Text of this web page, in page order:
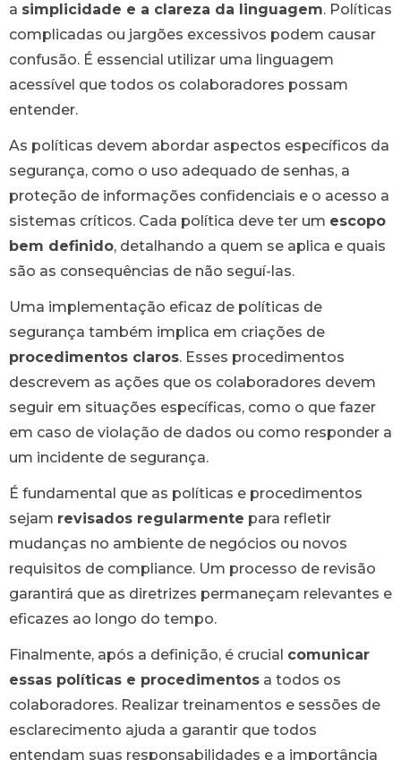
a simplicidade e a clareza da linguagem. Políticas
complicadas ou jargões excessivos podem causar
confusão. É essencial utilizar uma linguagem
acessível que todos os colaboradores possam
entender.
As políticas devem abordar aspectos específicos da
segurança, como o uso adequado de senhas, a
proteção de informações confidenciais e o acesso a
sistemas críticos. Cada política deve ter um escopo
bem definido, detalhando a quem se aplica e quais
são as consequências de não seguí-las.
Uma implementação eficaz de políticas de
segurança também implica em criações de
procedimentos claros. Esses procedimentos
descrevem as ações que os colaboradores devem
seguir em situações específicas, como o que fazer
em caso de violação de dados ou como responder a
um incidente de segurança.
É fundamental que as políticas e procedimentos
sejam revisados regularmente para refletir
mudanças no ambiente de negócios ou novos
requisitos de compliance. Um processo de revisão
garantirá que as diretrizes permaneçam relevantes e
eficazes ao longo do tempo.
Finalmente, após a definição, é crucial comunicar
essas políticas e procedimentos a todos os
colaboradores. Realizar treinamentos e sessões de
esclarecimento ajuda a garantir que todos
entendam suas responsabilidades e a importância